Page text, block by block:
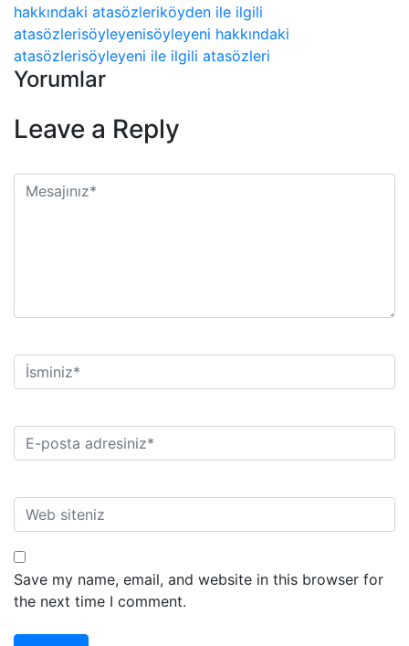
hakkındaki atasözleriköyden ile ilgili
atasözlerisöyleyenisöyleyeni hakkındaki
atasözlerisöyleyeni ile ilgili atasözleri
Yorumlar
Leave a Reply
Save my name, email, and website in this browser for
the next time I comment.